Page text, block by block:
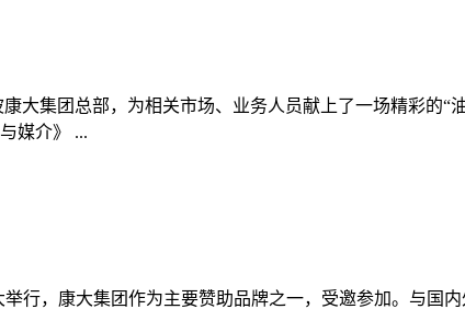
大集团总部，为相关市场、业务人员献上了一场精彩的
媒介》 ...
行，康大集团作为主要赞助品牌之一，受邀参加。与国